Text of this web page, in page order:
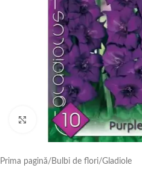
Click to enlarge
Prima pagină/ Bulbi de flori/Gladiole